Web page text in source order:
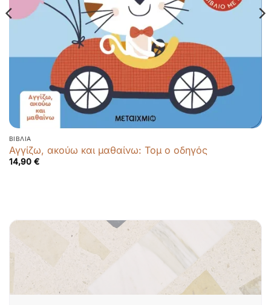
ΒΙΒΛΊΑ
Αγγίζω, ακούω και μαθαίνω: Τομ ο οδηγός
14,90 €